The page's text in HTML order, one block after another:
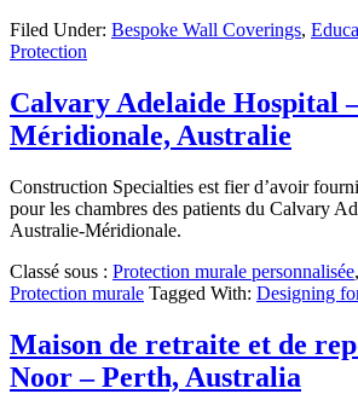
Filed Under: Bespoke Wall Coverings,
Protection
Calvary Adelaide Hospital
Méridionale, Australie
Construction Specialties est fier d’avoir
pour les chambres des patients du Calvary
Australie-Méridionale.
Classé sous : Protection murale personnalisée,
Protection murale Tagged With: Designing
Maison de retraite et de
Noor – Perth, Australia